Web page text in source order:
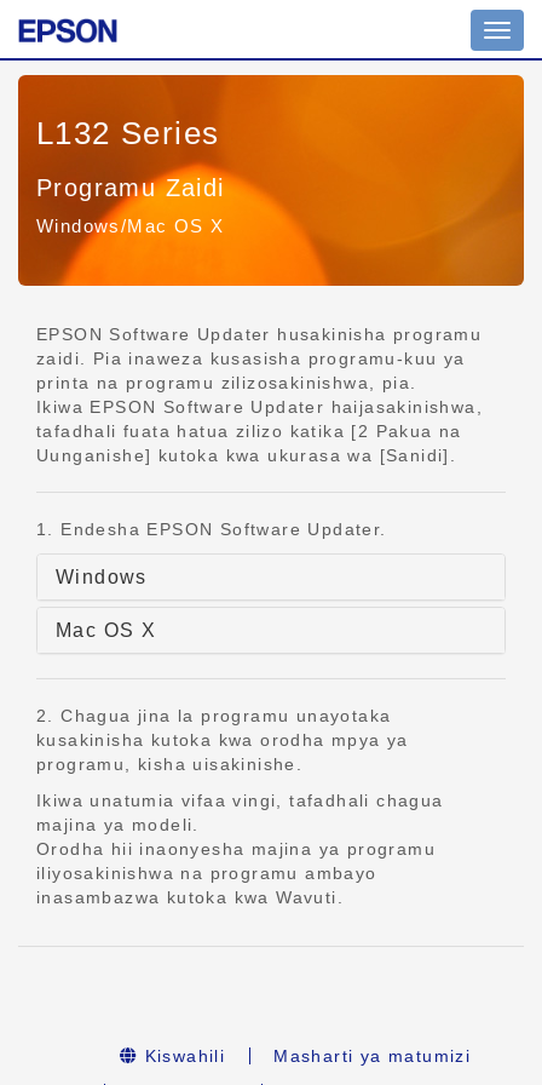
wa
tuglu
L132 Series
Programu Zaidi
Windows/Mac OS X
EPSON Software Updater husakinisha programu
zaidi. Pia inaweza kusasisha programu-kuu ya
printa na programu zilizosakinishwa, pia.
Ikiwa EPSON Software Updater haijasakinishwa,
tafadhali fuata hatua zilizo katika [2 Pakua na
Uunganishe] kutoka kwa ukurasa wa [Sanidi].
1. Endesha EPSON Software Updater.
Windows
Mac OS X
2. Chagua jina la programu unayotaka
kusakinisha kutoka kwa orodha mpya ya
programu, kisha uisakinishe.
Ikiwa unatumia vifaa vingi, tafadhali chagua
majina ya modeli.
Orodha hii inaonyesha majina ya programu
iliyosakinishwa na programu ambayo
inasambazwa kutoka kwa Wavuti.
Kiswahili
Masharti ya matumizi